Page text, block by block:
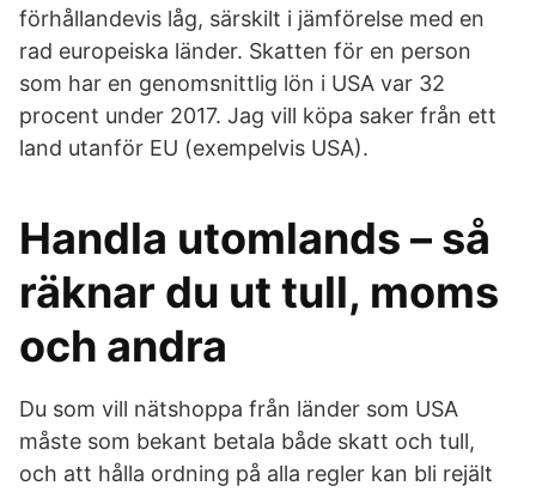
förhållandevis låg, särskilt i jämförelse med en
rad europeiska länder. Skatten för en person
som har en genomsnittlig lön i USA var 32
procent under 2017. Jag vill köpa saker från ett
land utanför EU (exempelvis USA).
Handla utomlands – så
räknar du ut tull, moms
och andra
Du som vill nätshoppa från länder som USA
måste som bekant betala både skatt och tull,
och att hålla ordning på alla regler kan bli rejält